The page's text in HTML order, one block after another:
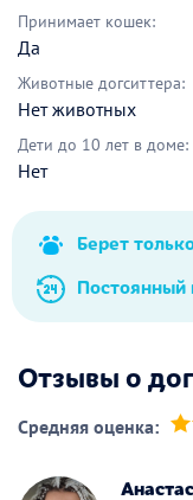
Принимает кошек:
Да
Животные догситтера:
Нет животных
Дети до 10 лет в доме:
Нет
Берет
Постоянный
Отзывы о
Средняя оценка: